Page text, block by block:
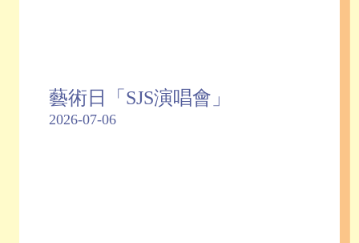
藝術日「SJS演唱會」
2026-07-06